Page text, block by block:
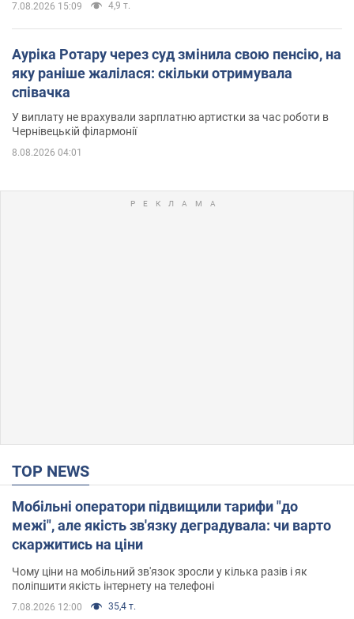
7.08.2026 15:09 4,9 т.
Ауріка Ротару через суд змінила свою пенсію, на
яку раніше жалілася: скільки отримувала
співачка
У виплату не врахували зарплатню артистки за час роботи в
Чернівецькій філармонії
8.08.2026 04:01
TOP NEWS
Мобільні оператори підвищили тарифи "до
межі", але якість зв'язку деградувала: чи варто
скаржитись на ціни
Чому ціни на мобільний зв'язок зросли у кілька разів і як
поліпшити якість інтернету на телефоні
7.08.2026 12:00 35,4 т.